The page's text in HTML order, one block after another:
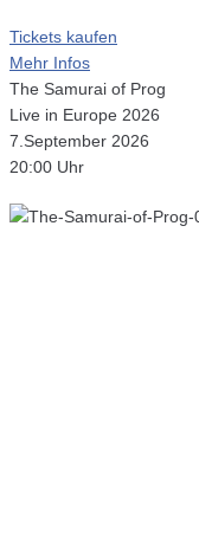
Tickets kaufen
Mehr Infos
The Samurai of Prog
Live in Europe 2026
7.September 2026
20:00 Uhr